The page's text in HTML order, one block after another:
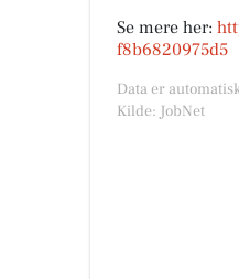
Se mere her:
f8b6820975d5
Data er
Kilde: JobNet